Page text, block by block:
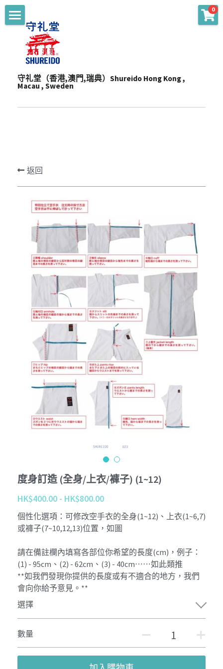
守礼堂（香港,澳門,瑞典）Shureido Hong Kong ,
Macau , Sweden
0
主頁 Main
起源 Story
服務 Services
影片頻道 Youtube Channel
空手衣 (最暢銷系列) Best Selling Gi
色帶 Obi
個性化 Personalize
周邊商品 Merchandise
護具 Protectors
鍛鍊具 Training Mitt
沖繩傳統古武道 Okinawa Kobudo
空手道訓練營 Training Camp
網上空手道形比賽暨組手挑戰賽2021 E-
Tournament
品牌合作 Brand Cooperation
頻道 Channel
Youtube
Instagram
Facebook
查詢 Enquiries
退貨條款 Return Terms
登錄/註冊
返回
度身訂造 (全身/上衣/褲子) (1~12)
HK$400.00 - HK$800.00
個性化選項：可修改空手衣的全身(1~12)、上衣(1~6,7)
或褲子(7~10,12,13)位置，如圖
請在備註欄內填寫各部位你希望的長度(cm)，例子：
(1) - 95cm、(2) - 62cm、(3) - 40cm⋯⋯如此類推
**如我們發現你提供的長度或有不適合的地方，我們
會向你給予意見。**
選擇
數量
WKF Approved
Karate Gi - Top
Mitt